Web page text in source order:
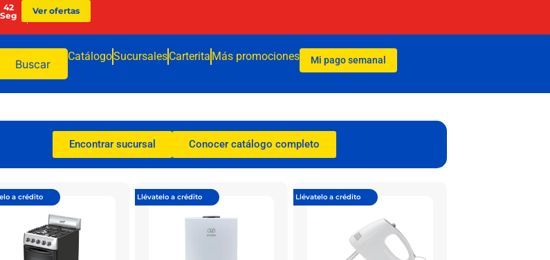
42
Seg
Ver ofertas
Buscar
CatálogoSucursalesCarterita Más promociones Mi pago semanal
Encontrar sucursal Conocer catálogo completo
a crédito Llévatelo a crédito Llévatelo a crédito